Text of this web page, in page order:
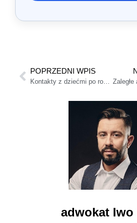
POPRZEDNI WPIS
Kontakty z dziećmi po rozwodzie – 11 rzeczy, które musisz o nich wiedzieć
adwokat Iwo